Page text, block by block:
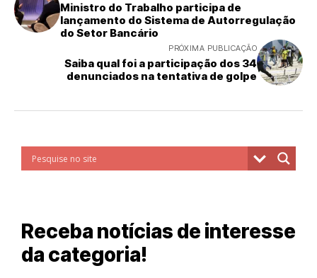
Ministro do Trabalho participa de
lançamento do Sistema de Autorregulação
do Setor Bancário
PRÓXIMA PUBLICAÇÃO
Saiba qual foi a participação dos 34
denunciados na tentativa de golpe
Receba notícias de interesse
da categoria!